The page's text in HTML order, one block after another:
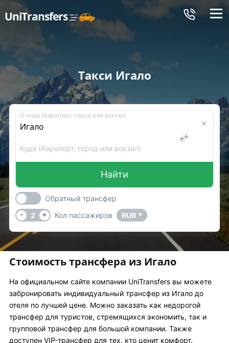
UniTransfers Меню
Такси Игало
Откуда (Аэропорт, город или вокзал)
Куда (Аэропорт, город или вокзал)
Найти
Обратный трансфер
-
2 + Кол пассажиров RUB ▼
Стоимость трансфера из Игало
На официальном сайте компании UniTransfers вы можете
забронировать индивидуальный трансфер из Игало до
отеля по лучшей цене. Можно заказать как недорогой
трансфер для туристов, стремящихся экономить, так и
групповой трансфер для большой компании. Также
доступен VIP-трансфер для тех, кто ценит комфорт.